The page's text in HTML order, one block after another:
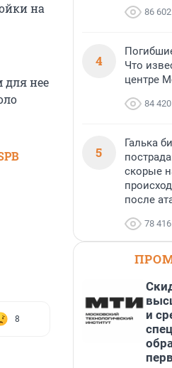
на
нее
8
86 602
4
Что
центре
84 420
5
Галька
скорые
после
78 416
и